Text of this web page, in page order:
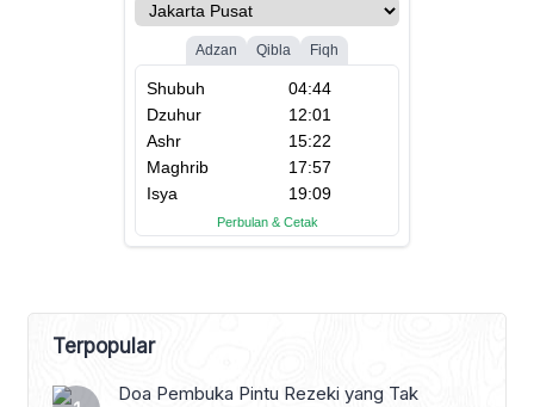
Terpopular
Doa Pembuka Pintu Rezeki yang Tak